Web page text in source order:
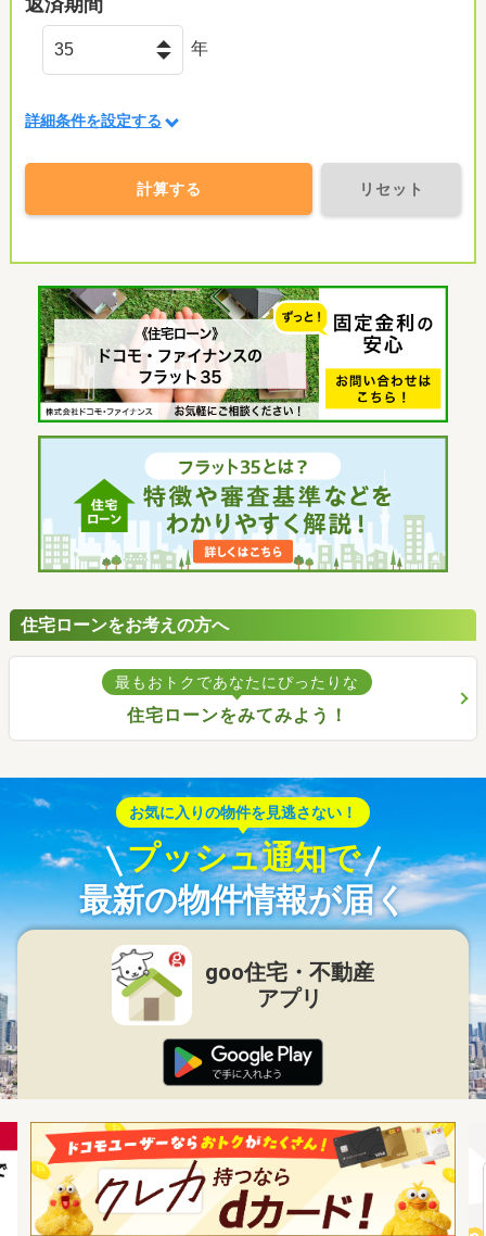
返済期間
年
詳細条件を設定する
計算する リセット
住宅ローンをお考えの方へ
最もおトクであなたにぴったりな
住宅ローンをみてみよう！
お気に入りの物件を見逃さない！
プッシュ通知で
最新の物件情報が届く
goo住宅・不動産
アプリ